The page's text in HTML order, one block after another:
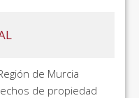
de Murcia
de propiedad